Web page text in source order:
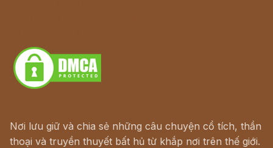
Nơi lưu giữ và chia sẻ những câu chuyện cổ tích, thần
thoại và truyền thuyết bất hủ từ khắp nơi trên thế giới.